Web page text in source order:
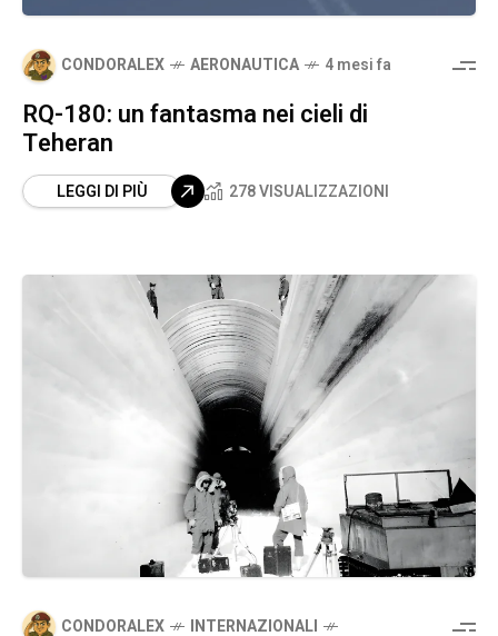
CONDORALEX AERONAUTICA 4 mesi fa
RQ-180: un fantasma nei cieli di
Teheran
LEGGI DI PIÙ 278 VISUALIZZAZIONI
CONDORALEX INTERNAZIONALI